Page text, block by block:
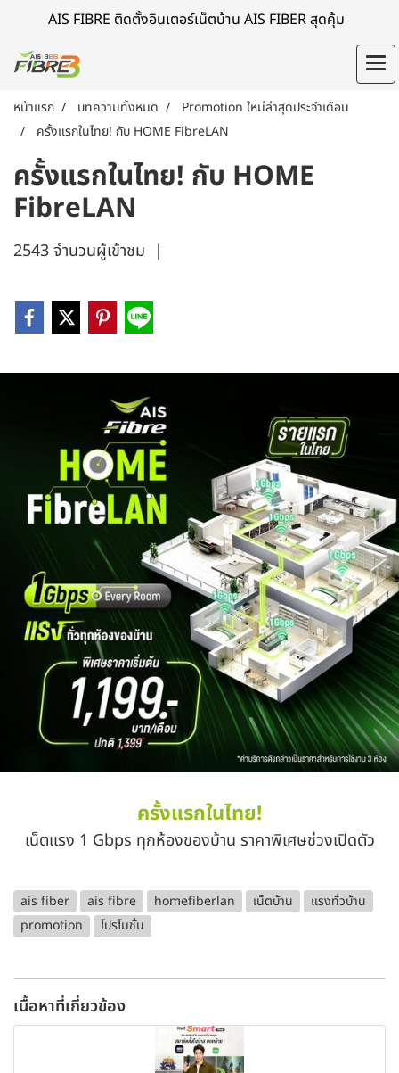
AIS FIBRE ติดตั้งอินเตอร์เน็ตบ้าน AIS FIBER สุดคุ้ม
หน้าแรก บทความทั้งหมด
Promotion ใหม่ล่าสุดประจำเดือน
ครั้งแรกในไทย! กับ HOME FibreLAN
ครั้งแรกในไทย! กับ HOME
FibreLAN
2543 จำนวนผู้เข้าชม |
ครั้งแรกในไทย!
เน็ตแรง 1 Gbps ทุกห้องของบ้าน ราคาพิเศษช่วงเปิดตัว
ais fiber ais fibre homefiberlan เน็ตบ้าน
แรงทั่วบ้าน
promotion
โปรโมชั่น
เนื้อหาที่เกี่ยวข้อง